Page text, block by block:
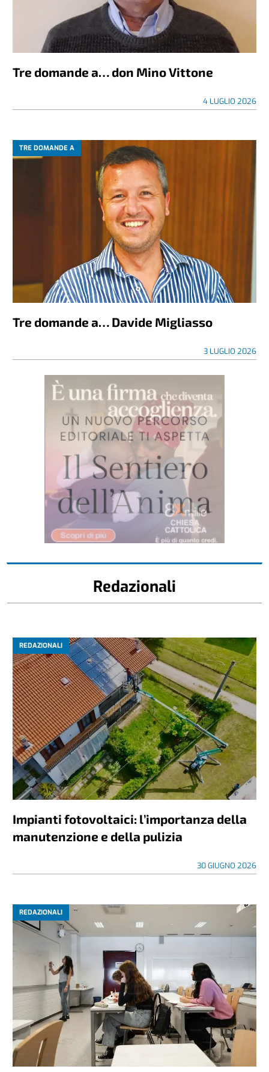
Tre domande a… don Mino Vittone
4 LUGLIO 2026
TRE DOMANDE A
Tre domande a… Davide Migliasso
3 LUGLIO 2026
Redazionali
REDAZIONALI
Impianti fotovoltaici: l’importanza della
manutenzione e della pulizia
30 GIUGNO 2026
REDAZIONALI